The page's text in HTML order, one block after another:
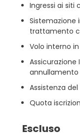
Ingressi ai siti
Sistemazione
trattamento
Volo interno
Assicurazione
annullamento
Assistenza
Quota
Escluso